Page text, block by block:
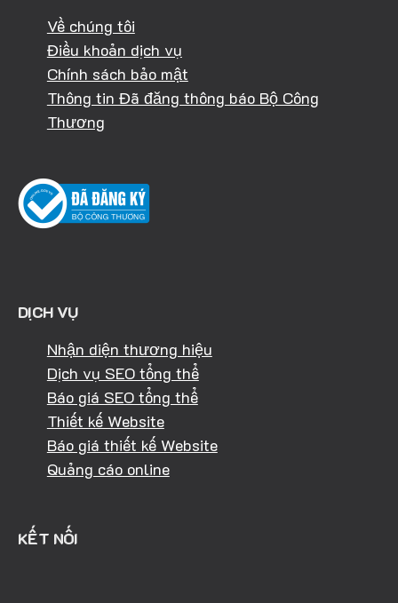
Về chúng tôi
Điều khoản dịch vụ
Chính sách bảo mật
Thông tin Đã đăng thông báo Bộ Công
Thương
DỊCH VỤ
Nhận diện thương hiệu
Dịch vụ SEO tổng thể
Báo giá SEO tổng thể
Thiết kế Website
Báo giá thiết kế Website
Quảng cáo online
KẾT NỐI